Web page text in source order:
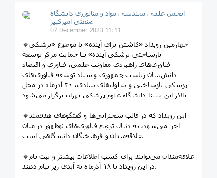
انجمن علمی مهندسی مواد و متالورژی دانشگاه
صنعتی امیرکبیر
07 December 2023 11:11
🔹چهارمین رویداد «کاشتن برای آینده» با موضوع «پزشکی
بازساختی پزشکی آینده» بـا حمایت مرکز توسعه
فناوری‌های راهبردی معاونت علمی، فناوری و اقتصاد
دانش‌بنیان ریاست‌ جمهوری و ستاد توسعه فناوری‌های
پزشکی بازساختی و سلول‌های بنیادی، ۲٠ آذرماه در محل
تالار ابن سینا دانشگاه علوم پزشکی تهران برگزار می‌شود.
🔸این رویداد که در قالب سخنرانی‌ها و گفتگوهای هدفمند
اجرا می‌شود، به دنبال ترویج فناوری‌های نوظهور در میان
علاقه‌مندان و فرهیختگان دانشگاهی است.
🔹علاقه‌مندان می‌توانند برای کسب اطلاعات بیشتر و ثبت نام
در این رویداد تا ۱۸ آذر‌ماه به آیدی زیر پیام دهند.